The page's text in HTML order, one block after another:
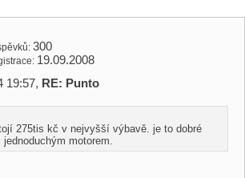
300
19.09.2008
19:57, RE: Punto
275tis kč v nejvyšší výbavě. je to dobré
motorem.